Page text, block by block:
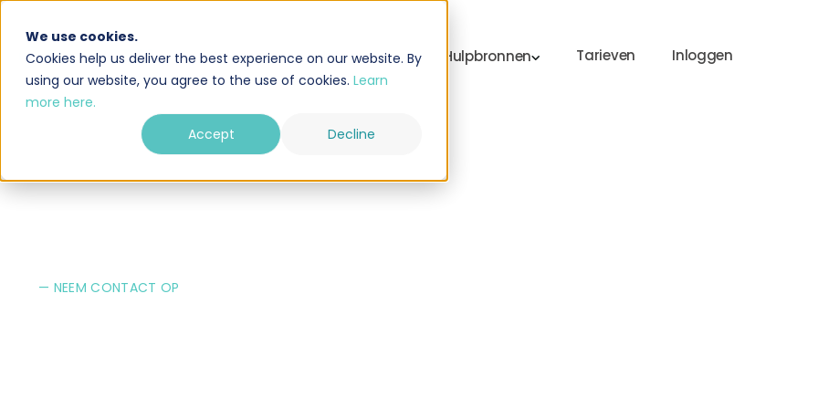
We use cookies.
Cookies help us deliver the best experience on our website. By
using our website, you agree to the use of cookies. Learn
more here.
Accept
Decline
Oplossing Integraties Hulpbronnen Tarieven Inloggen
— NEEM CONTACT OP